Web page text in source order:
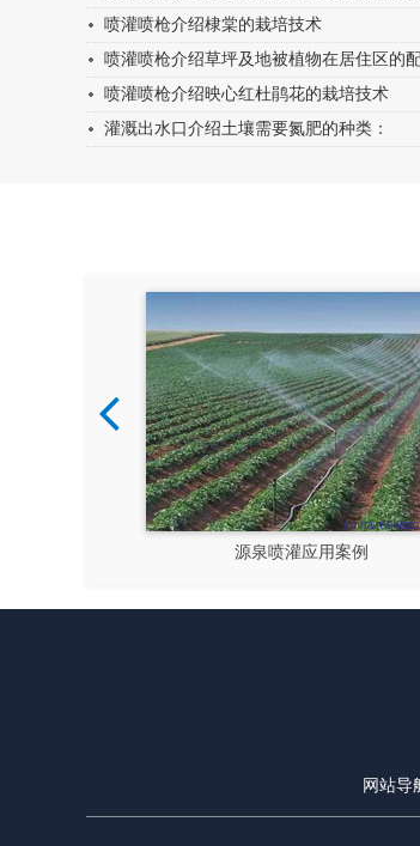
喷灌喷枪介绍棣棠的栽培技术
喷灌喷枪介绍草坪及地被植物在居住区的
喷灌喷枪介绍映心红杜鹃花的栽培技术
灌溉出水口介绍土壤需要氮肥的种类：
源泉喷灌应用案例
网站导